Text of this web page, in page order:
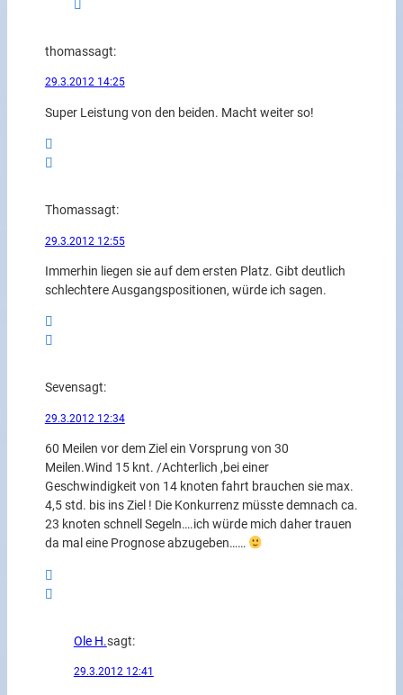
thomassagt:
29.3.2012 14:25
Super Leistung von den beiden. Macht weiter so!
Thomassagt:
29.3.2012 12:55
Immerhin liegen sie auf dem ersten Platz. Gibt deutlich
schlechtere Ausgangspositionen, würde ich sagen.
Sevensagt:
29.3.2012 12:34
60 Meilen vor dem Ziel ein Vorsprung von 30
Meilen.Wind 15 knt. /Achterlich ,bei einer
Geschwindigkeit von 14 knoten fahrt brauchen sie max.
4,5 std. bis ins Ziel ! Die Konkurrenz müsste demnach ca.
23 knoten schnell Segeln….ich würde mich daher trauen
da mal eine Prognose abzugeben……
Ole H.sagt:
29.3.2012 12:41